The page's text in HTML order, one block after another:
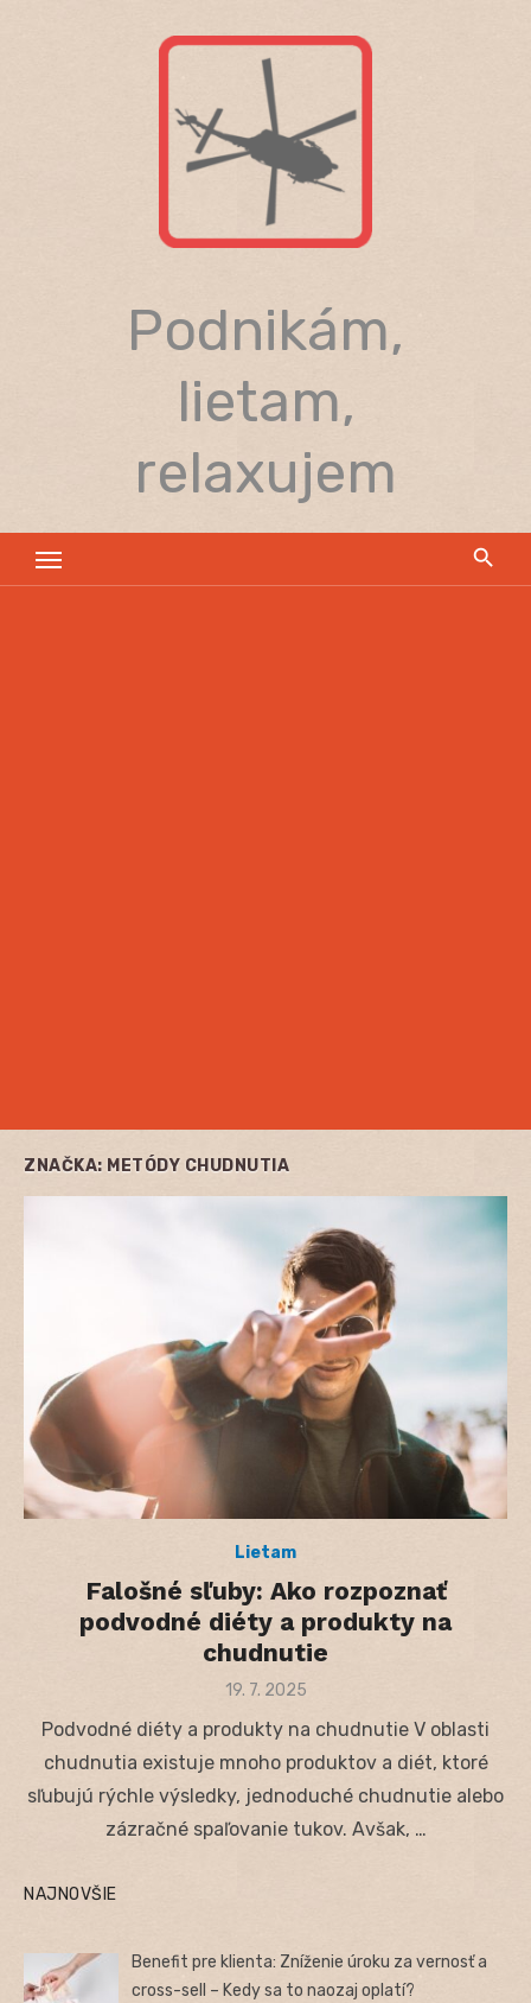
Podnikám,
lietam,
relaxujem
ZNAČKA: METÓDY CHUDNUTIA
Lietam
Falošné sľuby: Ako rozpoznať
podvodné diéty a produkty na
chudnutie
Posted
19. 7. 2025
Podvodné diéty a produkty na chudnutie V oblasti
chudnutia existuje mnoho produktov a diét, ktoré
sľubujú rýchle výsledky, jednoduché chudnutie alebo
zázračné spaľovanie tukov. Avšak, …
NAJNOVŠIE
Benefit pre klienta: Zníženie úroku za vernosť a
cross-sell – Kedy sa to naozaj oplatí?